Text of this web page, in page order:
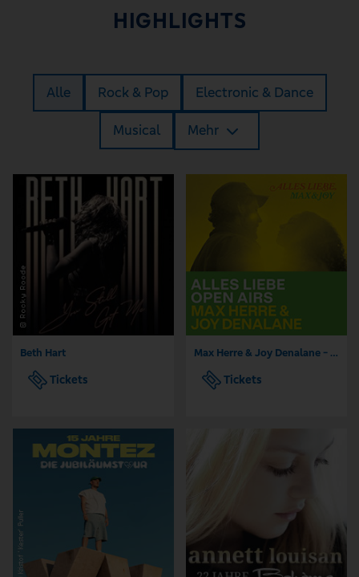
HIGHLIGHTS
Alle Rock & Pop Electronic & Dance
Musical Mehr
Beth Hart
Tickets
Max Herre & Joy Denalane - Alles Liebe Open Airs '26
Tickets